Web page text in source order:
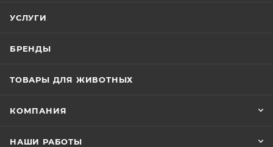
УСЛУГИ
БРЕНДЫ
ТОВАРЫ ДЛЯ ЖИВОТНЫХ
КОМПАНИЯ
НАШИ РАБОТЫ